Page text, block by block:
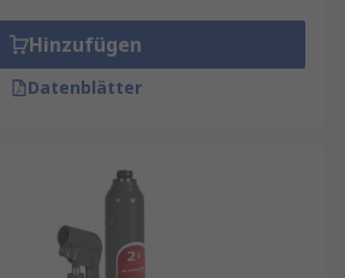
Hinzufügen
Datenblätter